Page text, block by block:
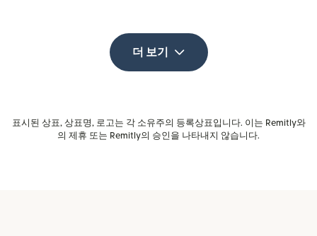
더 보기
표시된 상표, 상표명, 로고는 각 소유주의 등록상표입니다. 이는 Remitly와
의 제휴 또는 Remitly의 승인을 나타내지 않습니다.